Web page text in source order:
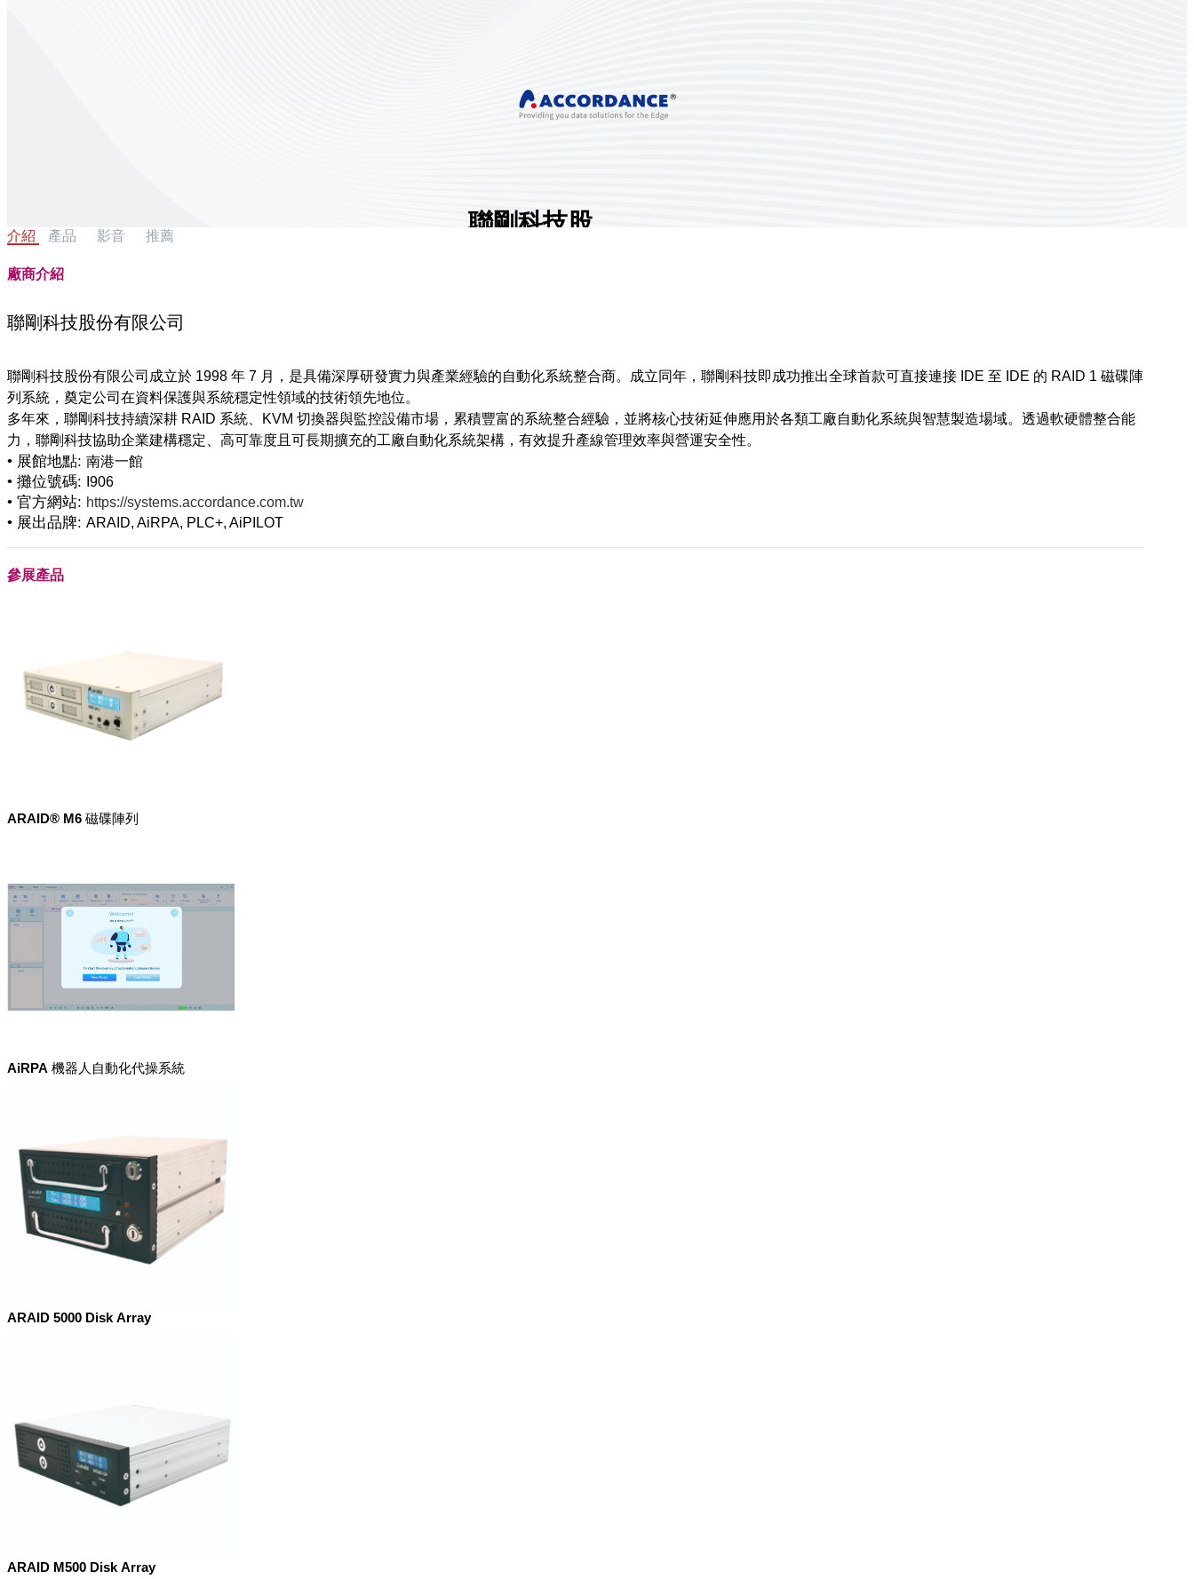
聯剛科技股
介紹 產品 影音 推薦
廠商介紹
聯剛科技股份有限公司
聯剛科技股份有限公司成立於 1998 年 7 月，是具備深厚研發實力與產業經驗的自動化系統整合商。成立同年，聯剛科技即成功推出全球首款可直接連接 IDE 至 IDE 的 RAID 1 磁碟陣
列系統，奠定公司在資料保護與系統穩定性領域的技術領先地位。
多年來，聯剛科技持續深耕 RAID 系統、KVM 切換器與監控設備市場，累積豐富的系統整合經驗，並將核心技術延伸應用於各類工廠自動化系統與智慧製造場域。透過軟硬體整合能
• 展館地點: 南港一館
• 攤位號碼: I906
• 官方網站: https://systems.accordance.com.tw
• 展出品牌: ARAID, AiRPA, PLC+, AiPILOT
參展產品
ARAID® M6 磁碟陣列
AiRPA 機器人自動化代操系統
ARAID 5000 Disk Array
ARAID M500 Disk Array